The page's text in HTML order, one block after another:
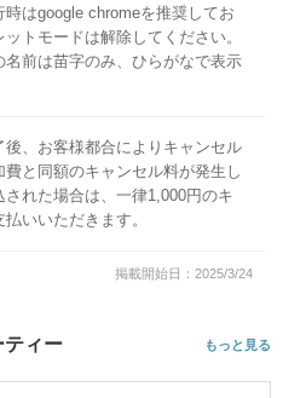
時はgoogle chromeを推奨してお
トモードは解除してください。
名前は苗字のみ、ひらがなで表示
後、お客様都合によりキャンセル
費と同額のキャンセル料が発生し
された場合は、一律1,000円のキ
いいただきます。
掲載開始日：2025/3/24
ティー もっと見る